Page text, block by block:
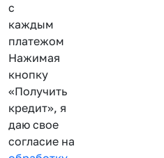
с
каждым
платежом
Нажимая
кнопку
«Получить
кредит», я
даю свое
согласие на